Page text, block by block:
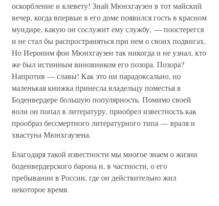
оскорбление и клевету! Знай Мюнхгаузен в тот майский
вечер, когда впервые в его доме появился гость в красном
мундире, какую он сослужит ему службу, — поостерегся
и не стал бы распространяться при нем о своих подвигах.
Но Иероним фон Мюнхгаузен так никогда и не узнал, кто
же был истинным виновником его позора. Позора?
Напротив — славы! Как это ни парадоксально, но
маленькая книжка принесла владельцу поместья в
Боденвердере большую популярность. Помимо своей
воли он попал в литературу, приобрел известность как
прообраз бессмертного литературного типа — враля и
хвастуна Мюнхгаузена.
Благодаря такой известности мы многое знаем о жизни
боденвердерского барона и, в частности, о его
пребывании в России, где он действительно жил
некоторое время.